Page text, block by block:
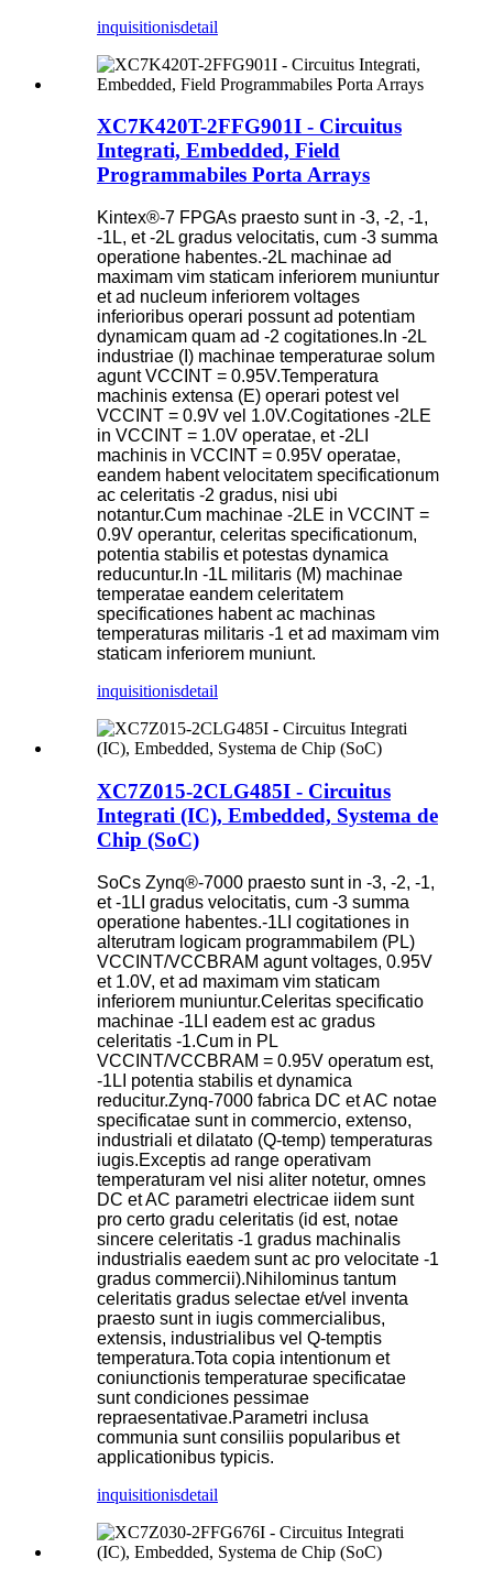
inquisitionisdetail
XC7K420T-2FFG901I - Circuitus
Integrati, Embedded, Field
Programmabiles Porta Arrays
Kintex®-7 FPGAs praesto sunt in -3, -2, -1,
-1L, et -2L gradus velocitatis, cum -3 summa
operatione habentes.-2L machinae ad
maximam vim staticam inferiorem muniuntur
et ad nucleum inferiorem voltages
inferioribus operari possunt ad potentiam
dynamicam quam ad -2 cogitationes.In -2L
industriae (I) machinae temperaturae solum
agunt VCCINT = 0.95V.Temperatura
machinis extensa (E) operari potest vel
VCCINT = 0.9V vel 1.0V.Cogitationes -2LE
in VCCINT = 1.0V operatae, et -2LI
machinis in VCCINT = 0.95V operatae,
eandem habent velocitatem specificationum
ac celeritatis -2 gradus, nisi ubi
notantur.Cum machinae -2LE in VCCINT =
0.9V operantur, celeritas specificationum,
potentia stabilis et potestas dynamica
reducuntur.In -1L militaris (M) machinae
temperatae eandem celeritatem
specificationes habent ac machinas
temperaturas militaris -1 et ad maximam vim
staticam inferiorem muniunt.
inquisitionisdetail
XC7Z015-2CLG485I - Circuitus
Integrati (IC), Embedded, Systema de
Chip (SoC)
SoCs Zynq®-7000 praesto sunt in -3, -2, -1,
et -1LI gradus velocitatis, cum -3 summa
operatione habentes.-1LI cogitationes in
alterutram logicam programmabilem (PL)
VCCINT/VCCBRAM agunt voltages, 0.95V
et 1.0V, et ad maximam vim staticam
inferiorem muniuntur.Celeritas specificatio
machinae -1LI eadem est ac gradus
celeritatis -1.Cum in PL
VCCINT/VCCBRAM = 0.95V operatum est,
-1LI potentia stabilis et dynamica
reducitur.Zynq-7000 fabrica DC et AC notae
specificatae sunt in commercio, extenso,
industriali et dilatato (Q-temp) temperaturas
iugis.Exceptis ad range operativam
temperaturam vel nisi aliter notetur, omnes
DC et AC parametri electricae iidem sunt
pro certo gradu celeritatis (id est, notae
sincere celeritatis -1 gradus machinalis
industrialis eaedem sunt ac pro velocitate -1
gradus commercii).Nihilominus tantum
celeritatis gradus selectae et/vel inventa
praesto sunt in iugis commercialibus,
extensis, industrialibus vel Q-temptis
temperatura.Tota copia intentionum et
coniunctionis temperaturae specificatae
sunt condiciones pessimae
repraesentativae.Parametri inclusa
communia sunt consiliis popularibus et
applicationibus typicis.
inquisitionisdetail